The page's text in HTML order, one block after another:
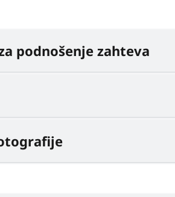
podnošenje zahteva